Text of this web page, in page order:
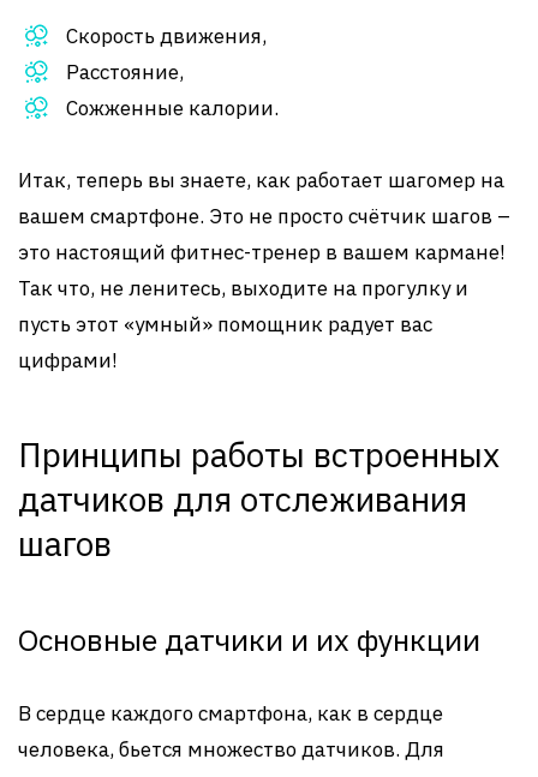
Скорость движения,
Расстояние,
Сожженные калории.
Итак, теперь вы знаете, как работает шагомер на
вашем смартфоне. Это не просто счётчик шагов –
это настоящий фитнес-тренер в вашем кармане!
Так что, не ленитесь, выходите на прогулку и
пусть этот «умный» помощник радует вас
цифрами!
Принципы работы встроенных
датчиков для отслеживания
шагов
Основные датчики и их функции
В сердце каждого смартфона, как в сердце
человека, бьется множество датчиков. Для